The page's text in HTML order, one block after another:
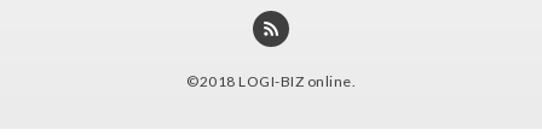
©2018 LOGI-BIZ online